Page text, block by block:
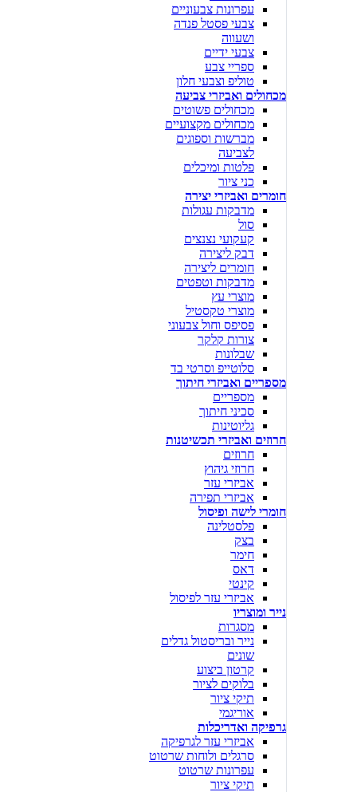
עפרונות צבעוניים
צבעי פסטל פנדה
ושעווה
צבעי ידיים
ספריי צבע
טוליפ וצבעי חלון
מכחולים ואביזרי צביעה
מכחולים פשוטים
מכחולים מקצועיים
מברשות וספוגים
לצביעה
פלטות ומיכלים
כני ציור
חומרים ואביזרי יצירה
מדבקות עגולות
סול
קעקועי נצנצים
דבק ליצירה
חומרים ליצירה
מדבקות וטפטים
מוצרי עץ
מוצרי טקסטיל
פסיפס וחול צבעוני
צורות קלקר
שבלונות
סלוטייפ וסרטי בד
מספריים ואביזרי חיתוך
מספריים
סכיני חיתוך
גליוטינות
חרוזים ואביזרי תכשיטנות
חרוזים
חרוזי גיהוץ
אביזרי עזר
אביזרי תפירה
חומרי לישה ופיסול
פלסטלינה
בצק
חימר
דאס
קינטי
אביזרי עזר לפיסול
נייר ומוצריו
מסגרות
נייר ובריסטול גדלים
שונים
קרטון ביצוע
בלוקים לציור
תיקי ציור
אוריגמי
גרפיקה ואדריכלות
אביזרי עזר לגרפיקה
סרגלים ולוחות שרטוט
עפרונות שרטוט
תיקי ציור